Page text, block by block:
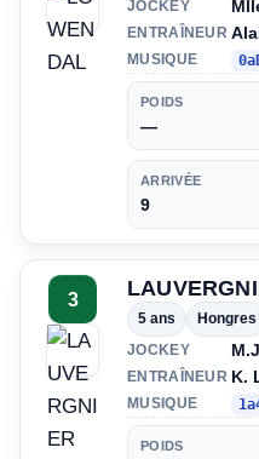
JOCKEY
ENTRAÎNEUR
MUSIQUE
POIDS
—
ARRIVÉE
9
3
5 ans Hongres
JOCKEY
ENTRAÎNEUR K.
MUSIQUE
POIDS